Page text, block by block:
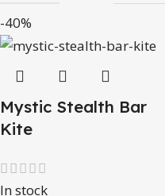
-40%
Mystic Stealth Bar
Kite
In stock